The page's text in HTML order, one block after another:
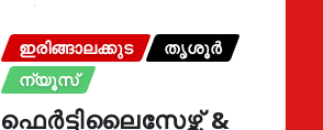
ഇരിങ്ങാലക്കുട
തൃശൂർ
ന്യൂസ്
ഫെർട്ടിലൈസേഴ്സ് &